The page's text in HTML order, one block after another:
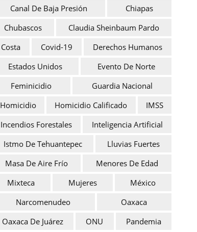
Canal De Baja Presión
Chiapas
Chubascos
Claudia Sheinbaum Pardo
Costa
Covid-19
Derechos Humanos
Estados Unidos
Evento De Norte
Feminicidio
Guardia Nacional
Homicidio
Homicidio Calificado
IMSS
Incendios Forestales
Inteligencia Artificial
Istmo De Tehuantepec
Lluvias Fuertes
Masa De Aire Frío
Menores De Edad
Mixteca
Mujeres
México
Narcomenudeo
Oaxaca
Oaxaca De Juárez
ONU
Pandemia